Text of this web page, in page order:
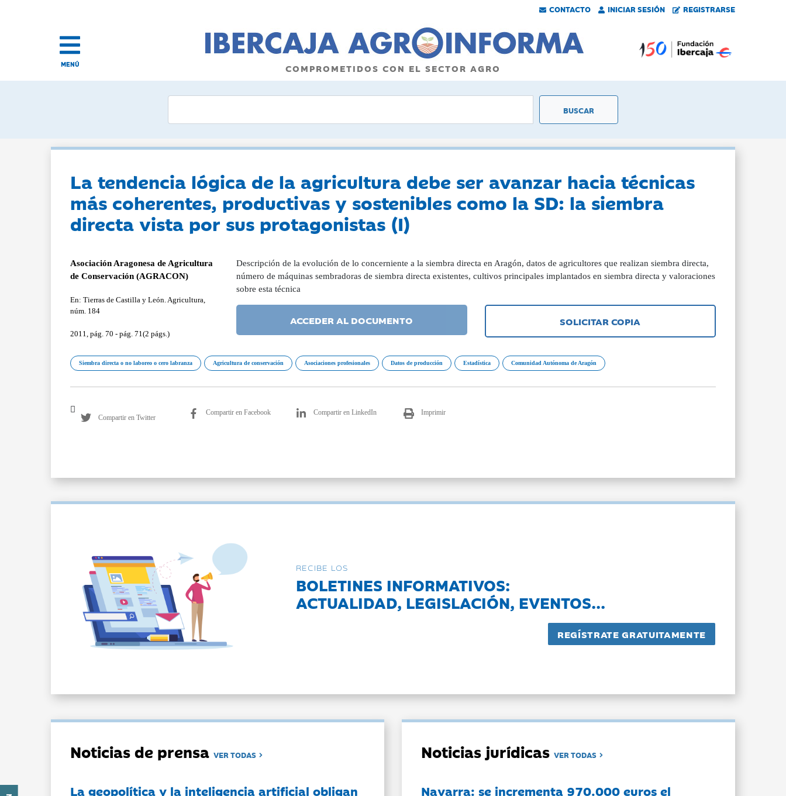
CONTACTO INICIAR SESIÓN REGISTRARSE
MENÚ COMPROMETIDOS CON EL SECTOR AGRO
La tendencia lógica de la agricultura debe ser avanzar hacia técnicas
más coherentes, productivas y sostenibles como la SD: la siembra
directa vista por sus protagonistas (I)
Asociación Aragonesa de Agricultura
de Conservación (AGRACON)
En: Tierras de Castilla y León. Agricultura,
núm. 184
2011, pág. 70 - pág. 71(2 págs.)
Descripción de la evolución de lo concerniente a la siembra directa en Aragón, datos de agricultores que realizan siembra directa,
número de máquinas sembradoras de siembra directa existentes, cultivos principales implantados en siembra directa y valoraciones
sobre esta técnica
ACCEDER AL DOCUMENTO SOLICITAR COPIA
Siembra directa o no laboreo o cero labranza Agricultura de conservación Asociaciones profesionales Datos de producción Estadística Comunidad Autónoma de Aragón
Compartir en Twitter
Compartir en Facebook Compartir en LinkedIn Imprimir
RECIBE LOS
BOLETINES INFORMATIVOS:
ACTUALIDAD, LEGISLACIÓN, EVENTOS...
Noticias de prensaVER TODAS
La geopolítica y la inteligencia artificial obligan
Noticias jurídicasVER TODAS
Navarra: se incrementa 970.000 euros el